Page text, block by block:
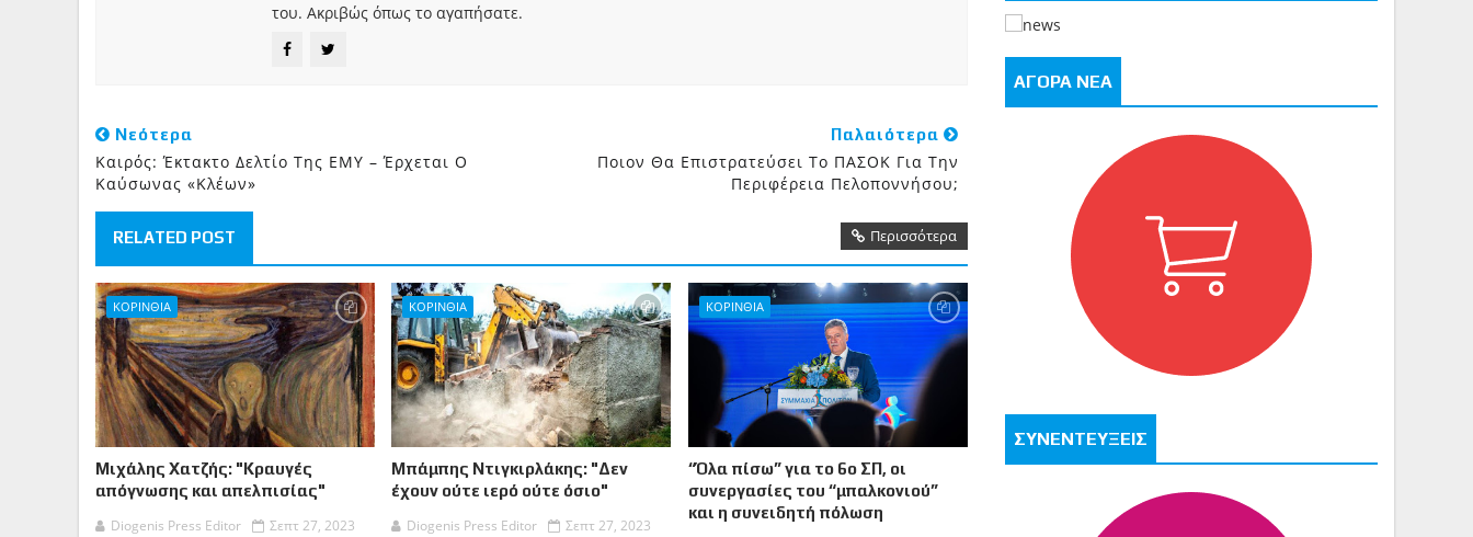
του. Ακριβώς όπως το αγαπήσατε.
Νεότερα
Καιρός: Έκτακτο Δελτίο Της ΕΜΥ – Έρχεται Ο
Καύσωνας «Κλέων»
Παλαιότερα
Ποιον Θα Επιστρατεύσει Το ΠΑΣΟΚ Για Την
Περιφέρεια Πελοποννήσου;
RELATED POST Περισσότερα
ΚΟΡΙΝΘΙA
Μιχάλης Χατζής: "Κραυγές
απόγνωσης και απελπισίας"
Diogenis Press Editor
Σεπτ 27, 2023
ΚΟΡΙΝΘΙΑ
Μπάμπης Ντιγκιρλάκης: "Δεν
έχουν ούτε ιερό ούτε όσιο"
Diogenis Press Editor
Σεπτ 27, 2023
ΚΟΡΙΝΘΙΑ
“Όλα πίσω” για το 6ο ΣΠ, οι
συνεργασίες του “μπαλκονιού”
και η συνειδητή πόλωση
ΑΓΟΡΑ ΝΕΑ
ΣΥΝΕΝΤΕΥΞΕΙΣ